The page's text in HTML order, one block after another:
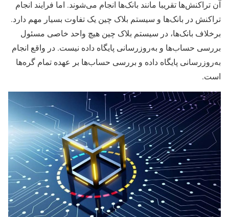
آن تراکنش‌ها تقریبا مانند بانک‌ها انجام می‌شوند. اما فرایند انجام
تراکنش در بانک‌ها و سیستم بلاک چین یک تفاوت بسیار مهم دارد.
برخلاف بانک‌ها، در سیستم بلاک چین هیچ واحد خاصی مسئول
بررسی حساب‌ها و به‌روزرسانی پایگاه داده نیست. در واقع انجام
به‌روزرسانی پایگاه داده و بررسی حساب‌ها بر عهده تمام گره‌ها
است.